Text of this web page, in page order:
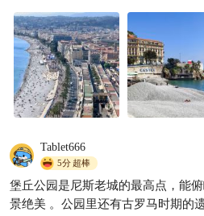
Tablet666
5分超棒
堡丘公园是尼斯老城的最高点，能
景绝美 。公园里还有古罗马时期的